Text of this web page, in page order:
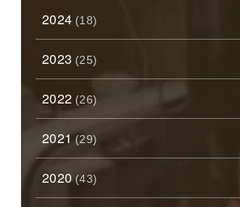
2024 (18)
2023 (25)
2022 (26)
2021 (29)
2020 (43)